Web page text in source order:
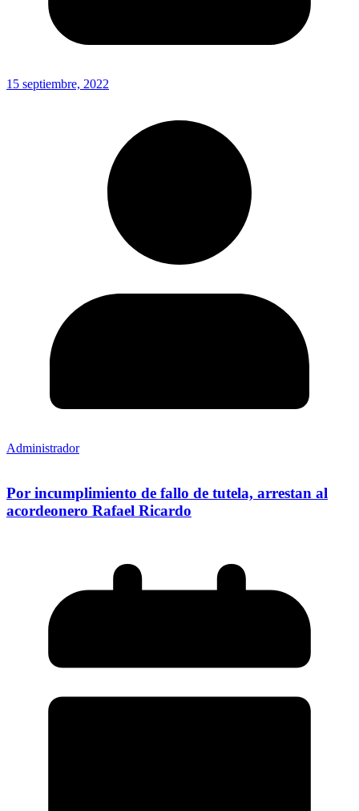
15 septiembre, 2022
Administrador
Por incumplimiento de fallo de tutela, arrestan al
acordeonero Rafael Ricardo